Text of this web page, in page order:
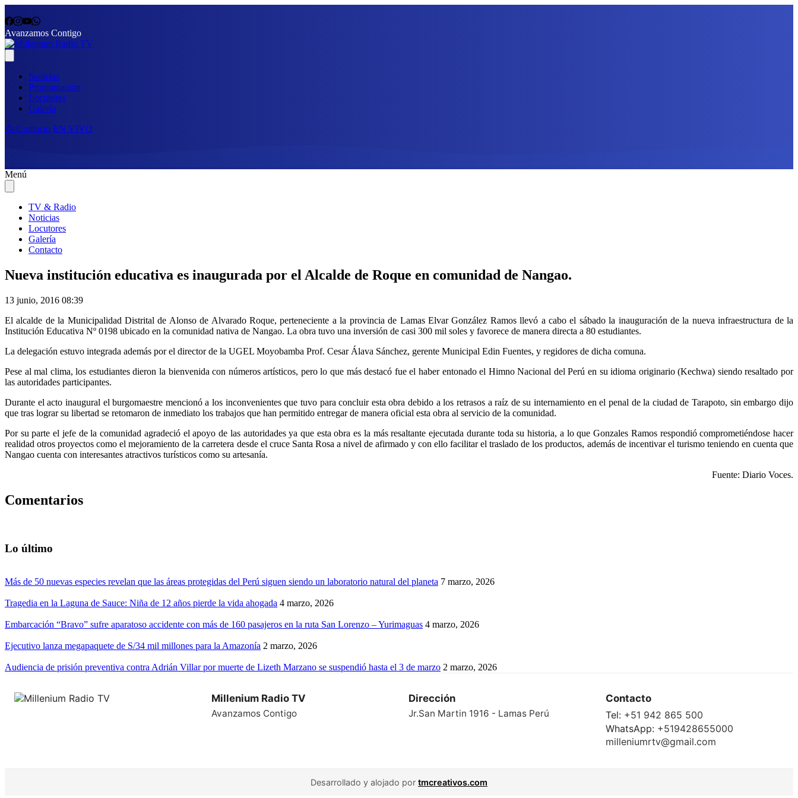
Avanzamos Contigo
Noticias
Programación
Locutores
Galería
📩 Contacto EN VIVO
Menú
TV & Radio
Noticias
Locutores
Galería
Contacto
Nueva institución educativa es inaugurada por el Alcalde de Roque en comunidad de Nangao.
13 junio, 2016 08:39
El alcalde de la Municipalidad Distrital de Alonso de Alvarado Roque, perteneciente a la provincia de Lamas Elvar González Ramos llevó a cabo el sábado la inauguración de la nueva infraestructura de la
Institución Educativa Nº 0198 ubicado en la comunidad nativa de Nangao. La obra tuvo una inversión de casi 300 mil soles y favorece de manera directa a 80 estudiantes.
La delegación estuvo integrada además por el director de la UGEL Moyobamba Prof. Cesar Álava Sánchez, gerente Municipal Edin Fuentes, y regidores de dicha comuna.
Pese al mal clima, los estudiantes dieron la bienvenida con números artísticos, pero lo que más destacó fue el haber entonado el Himno Nacional del Perú en su idioma originario (Kechwa) siendo resaltado por
las autoridades participantes.
Durante el acto inaugural el burgomaestre mencionó a los inconvenientes que tuvo para concluir esta obra debido a los retrasos a raíz de su internamiento en el penal de la ciudad de Tarapoto, sin embargo dijo
que tras lograr su libertad se retomaron de inmediato los trabajos que han permitido entregar de manera oficial esta obra al servicio de la comunidad.
Por su parte el jefe de la comunidad agradeció el apoyo de las autoridades ya que esta obra es la más resaltante ejecutada durante toda su historia, a lo que Gonzales Ramos respondió comprometiéndose hacer
realidad otros proyectos como el mejoramiento de la carretera desde el cruce Santa Rosa a nivel de afirmado y con ello facilitar el traslado de los productos, además de incentivar el turismo teniendo en cuenta que
Nangao cuenta con interesantes atractivos turísticos como su artesanía.
Fuente: Diario Voces.
Comentarios
Lo último
Más de 50 nuevas especies revelan que las áreas protegidas del Perú siguen siendo un laboratorio natural del planeta 7 marzo, 2026
Tragedia en la Laguna de Sauce: Niña de 12 años pierde la vida ahogada 4 marzo, 2026
Embarcación “Bravo” sufre aparatoso accidente con más de 160 pasajeros en la ruta San Lorenzo – Yurimaguas 4 marzo, 2026
Ejecutivo lanza megapaquete de S/34 mil millones para la Amazonía 2 marzo, 2026
Audiencia de prisión preventiva contra Adrián Villar por muerte de Lizeth Marzano se suspendió hasta el 3 de marzo 2 marzo, 2026
Millenium Radio TV
Avanzamos Contigo
Dirección
Jr.San Martin 1916 - Lamas Perú
Contacto
Tel: +51 942 865 500
WhatsApp: +519428655000
milleniumrtv@gmail.com
Desarrollado y alojado por tmcreativos.com